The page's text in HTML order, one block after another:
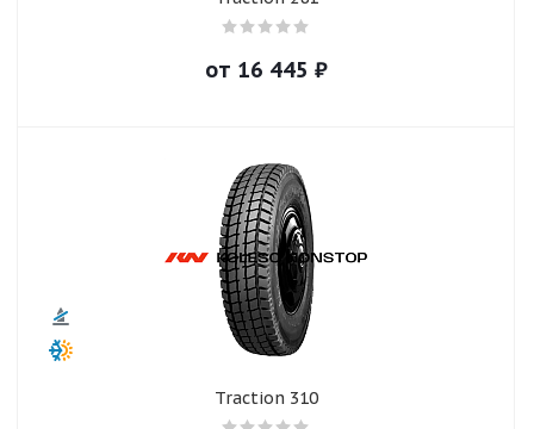
от 16 445 ₽
Traction 310